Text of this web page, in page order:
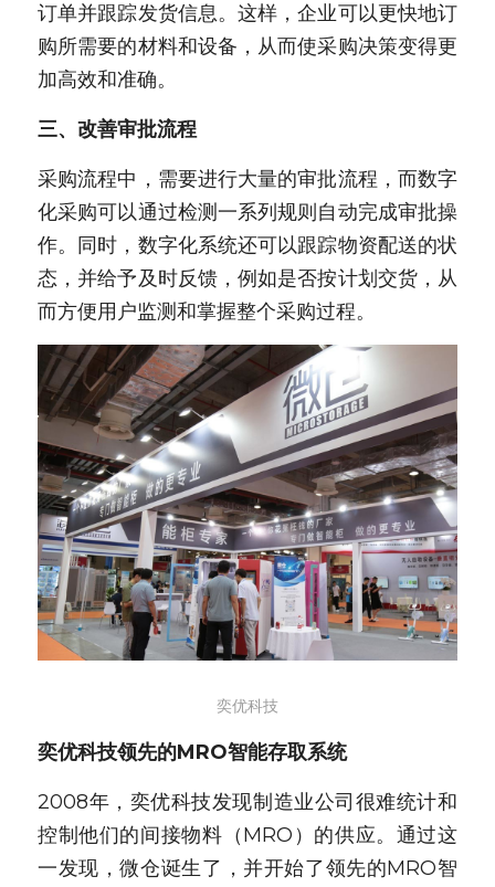
订单并跟踪发货信息。这样，企业可以更快地订
购所需要的材料和设备，从而使采购决策变得更
加高效和准确。
三、改善审批流程
采购流程中，需要进行大量的审批流程，而数字
化采购可以通过检测一系列规则自动完成审批操
作。同时，数字化系统还可以跟踪物资配送的状
态，并给予及时反馈，例如是否按计划交货，从
而方便用户监测和掌握整个采购过程。
奕优科技
奕优科技领先的MRO智能存取系统
2008年，奕优科技发现制造业公司很难统计和
控制他们的间接物料（MRO）的供应。通过这
一发现，微仓诞生了，并开始了领先的MRO智